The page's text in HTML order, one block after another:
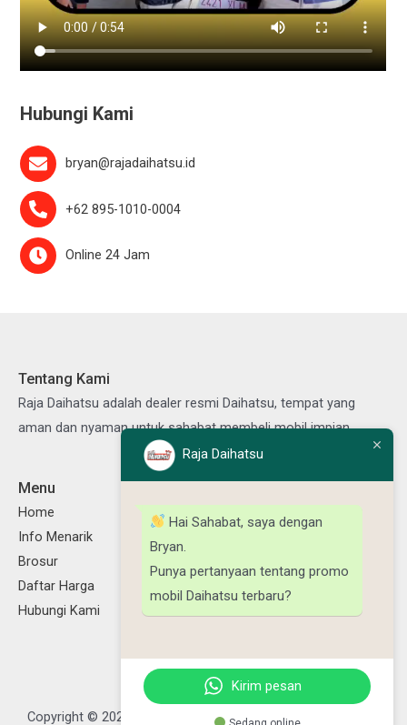
Hubungi Kami
bryan@rajadaihatsu.id
+62 895-1010-0004
Online 24 Jam
Tentang Kami
Raja Daihatsu adalah dealer resmi Daihatsu, tempat yang
aman dan nyaman untuk sahabat membeli mobil impian.
Menu
Home
Info Menarik
Brosur
Daftar Harga
Hubungi Kami
Facebook
Instagram
TikTokYouTube
Copyright © 2026 Raja Daihatsu, Powered by Daya Daihatsu
Raja Daihatsu
Hai Sahabat, saya dengan
Bryan.
Punya pertanyaan tentang promo
mobil Daihatsu terbaru?
Kirim pesan